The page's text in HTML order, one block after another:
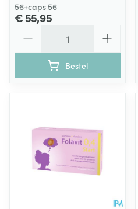
56+caps 56
€ 55,95
Bestel